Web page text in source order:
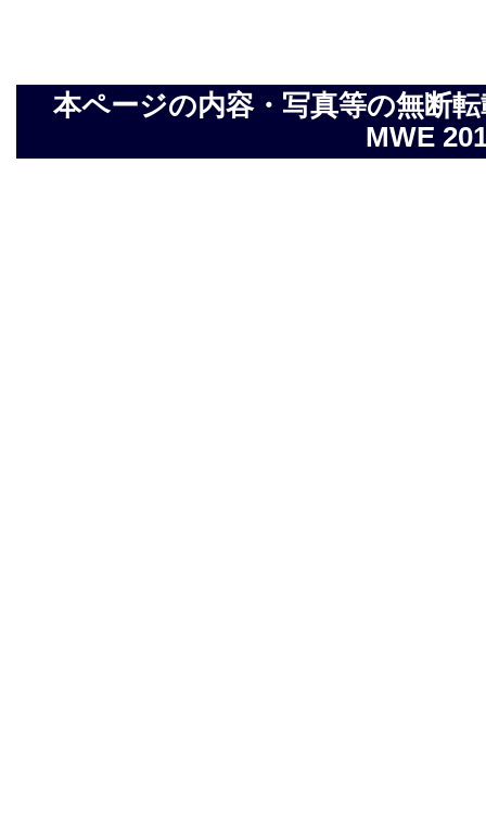
本ページの内容・写真等の無断
MWE